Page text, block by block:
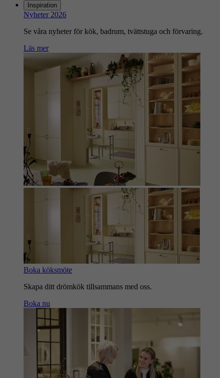
Inspiration
Nyheter 2026
Se våra nyheter för kök, badrum, tvättstuga och förvaring.
Läs mer
Boka köksmöte
Skapa ditt drömkök tillsammans med oss.
Boka nu